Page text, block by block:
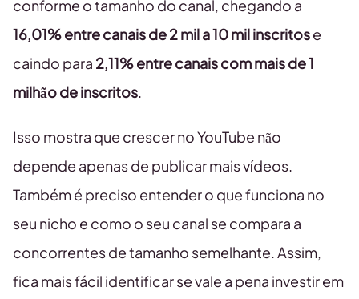
conforme o tamanho do canal, chegando a
16,01% entre canais de 2 mil a 10 mil inscritose
caindo para 2,11% entre canais com mais de 1
milhão de inscritos.
Isso mostra que crescer no YouTube não
depende apenas de publicar mais vídeos.
Também é preciso entender o que funciona no
seu nicho e como o seu canal se compara a
concorrentes de tamanho semelhante. Assim,
fica mais fácil identificar se vale a pena investir em